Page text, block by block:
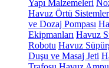
Yapı Malzemeleri
Havuz Örtü
ve Dozaj Pompası
Ekipmanları Havuz
Robotu Havuz
Duşu ve Masaj Jeti